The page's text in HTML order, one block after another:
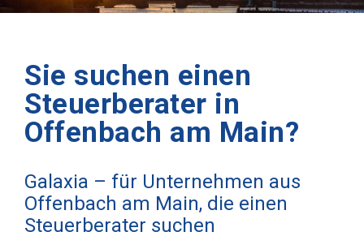
Sie suchen einen
Steuerberater in
Offenbach am Main?
Galaxia – für Unternehmen aus
Offenbach am Main, die einen
Steuerberater suchen